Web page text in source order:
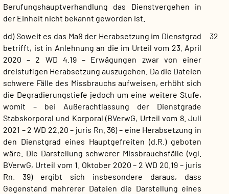
Berufungshauptverhandlung das Dienstvergehen in
der Einheit nicht bekannt geworden ist.
32
dd) Soweit es das Maß der Herabsetzung im Dienstgrad
betrifft, ist in Anlehnung an die im Urteil vom 23. April
2020 – 2 WD 4.19 – Erwägungen zwar von einer
dreistufigen Herabsetzung auszugehen. Da die Dateien
schwere Fälle des Missbrauchs aufweisen, erhöht sich
die Degradierungstiefe jedoch um eine weitere Stufe,
womit – bei Außerachtlassung der Dienstgrade
Stabskorporal und Korporal (BVerwG, Urteil vom 8. Juli
2021 – 2 WD 22.20 – juris Rn. 36) – eine Herabsetzung in
den Dienstgrad eines Hauptgefreiten (d.R.) geboten
wäre. Die Darstellung schwerer Missbrauchsfälle (vgl.
BVerwG, Urteil vom 1. Oktober 2020 – 2 WD 20.19 – juris
Rn. 39) ergibt sich insbesondere daraus, dass
Gegenstand mehrerer Dateien die Darstellung eines